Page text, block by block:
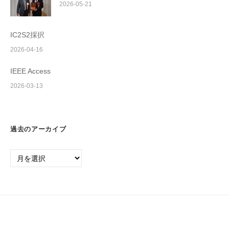
2026-05-21
IC2S2採択
2026-04-16
IEEE Access
2026-03-13
過去のアーカイブ
過